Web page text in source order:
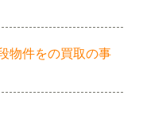
物件をの買取の事